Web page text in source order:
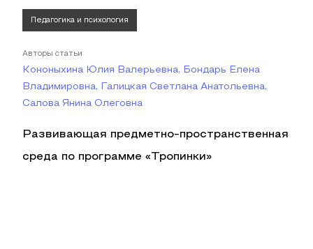
Педагогика и психология
Авторы статьи
Кононыхина Юлия Валерьевна, Бондарь Елена
Владимировна, Галицкая Светлана Анатольевна,
Салова Янина Олеговна
Развивающая предметно-пространственная
среда по программе «Тропинки»